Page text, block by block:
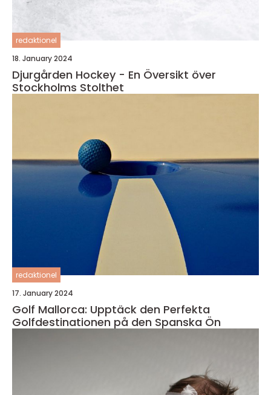
redaktionel
18. January 2024
Djurgården Hockey - En Översikt över
Stockholms Stolthet
redaktionel
17. January 2024
Golf Mallorca: Upptäck den Perfekta
Golfdestinationen på den Spanska Ön